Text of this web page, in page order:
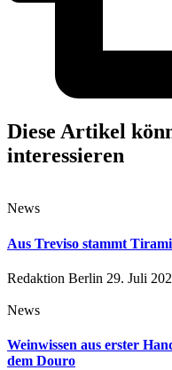
Diese Artikel
interessieren
News
Aus Treviso stammt
Redaktion Berlin 29. Juli
News
Weinwissen aus erster
dem Douro